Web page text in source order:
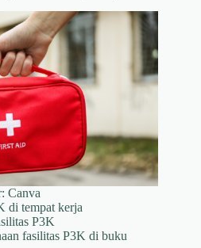
Canva
di tempat kerja
P3K
fasilitas P3K di buku